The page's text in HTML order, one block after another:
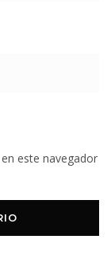
este navegador